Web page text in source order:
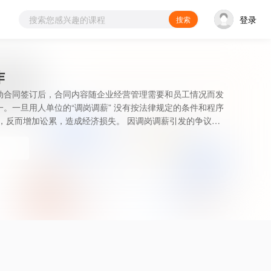
搜索 登录
同签订后，合同内容随企业经营管理需要和员工情况而发
一旦用人单位的“调岗调薪” 没有按法律规定的条件和程序
而增加讼累，造成经济损失。 因调岗调薪引发的争议一
题，但企业在处理此问题时常常会用些非规范手段，赌发
源管理的目的，将合规管理成本与人力资源成本控制对立
规管理与成本的“矛盾” ，且促成正常用工管理自主权的达